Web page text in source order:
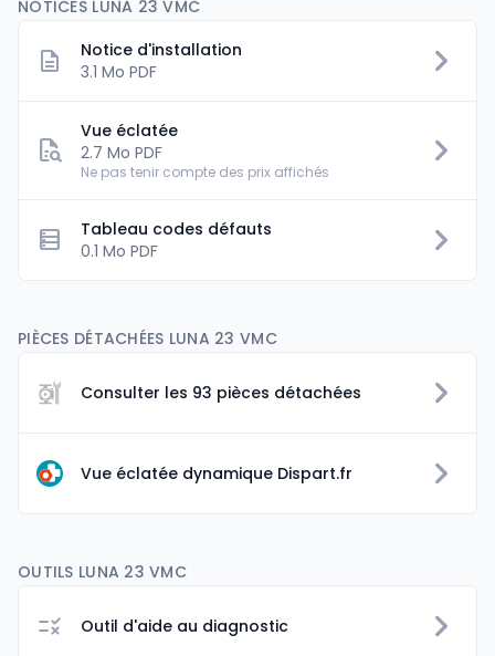
NOTICES LUNA 23 VMC
Notice d'installation
3.1 Mo PDF
Vue éclatée
2.7 Mo PDF
Ne pas tenir compte des prix affichés
data_table
Tableau codes défauts
0.1 Mo PDF
PIÈCES DÉTACHÉES LUNA 23 VMC
Consulter les 93 pièces détachées
Vue éclatée dynamique Dispart.fr
OUTILS LUNA 23 VMC
Outil d'aide au diagnostic